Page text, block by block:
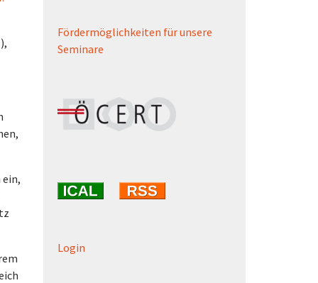
Fördermöglichkeiten für unsere
Seminare
Login